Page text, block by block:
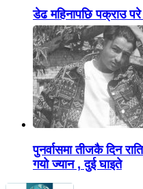
डेढ महिनापछि पक्राउ परे
पुनर्वासमा तीजकै दिन
गयो ज्यान , दुई घाइते